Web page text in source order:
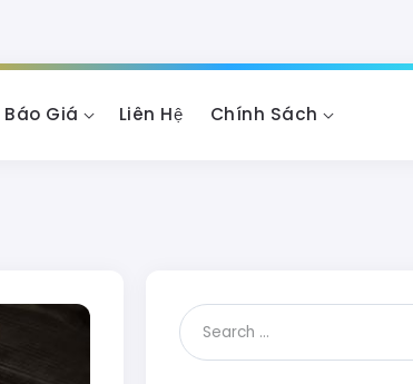
Báo Giá Liên Hệ Chính Sách